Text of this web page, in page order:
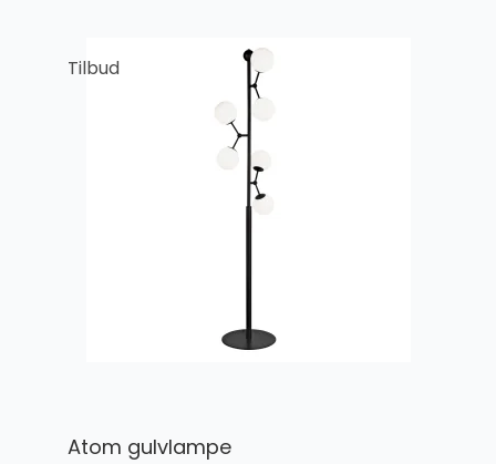
Tilbud
Atom gulvlampe